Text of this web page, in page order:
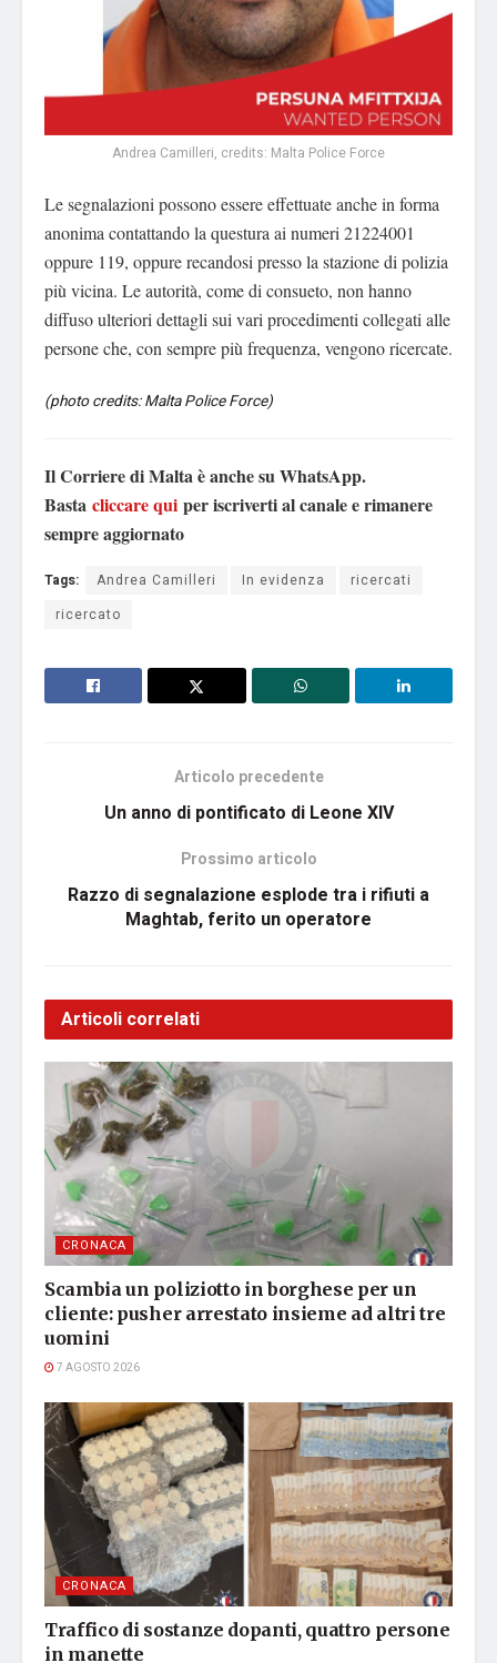
Andrea Camilleri, credits: Malta Police Force
Le segnalazioni possono essere effettuate anche in forma
anonima contattando la questura ai numeri 21224001
oppure 119, oppure recandosi presso la stazione di polizia
più vicina. Le autorità, come di consueto, non hanno
diffuso ulteriori dettagli sui vari procedimenti collegati alle
persone che, con sempre più frequenza, vengono ricercate.
(photo credits: Malta Police Force)
Il Corriere di Malta è anche su WhatsApp.
Basta cliccare qui per iscriverti al canale e rimanere
sempre aggiornato
Tags: Andrea Camilleri In evidenza
ricercati
ricercato
Articolo precedente
Un anno di pontificato di Leone XIV
Prossimo articolo
Razzo di segnalazione esplode tra i rifiuti a
Maghtab, ferito un operatore
Articoli correlati
CRONACA
Scambia un poliziotto in borghese per un
cliente: pusher arrestato insieme ad altri tre
uomini
7 AGOSTO 2026
CRONACA
Traffico di sostanze dopanti, quattro persone
in manette